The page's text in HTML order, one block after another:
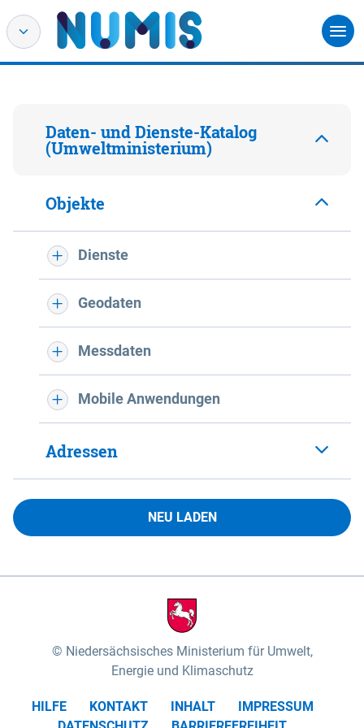
Daten- und Dienste-Katalog
(Umweltministerium)
Objekte
Dienste
Geodaten
Messdaten
Mobile Anwendungen
Adressen
NEU LADEN
Niedersächsisches Ministerium für Umwelt,
Energie und Klimaschutz
HILFE KONTAKT INHALT
IMPRESSUM